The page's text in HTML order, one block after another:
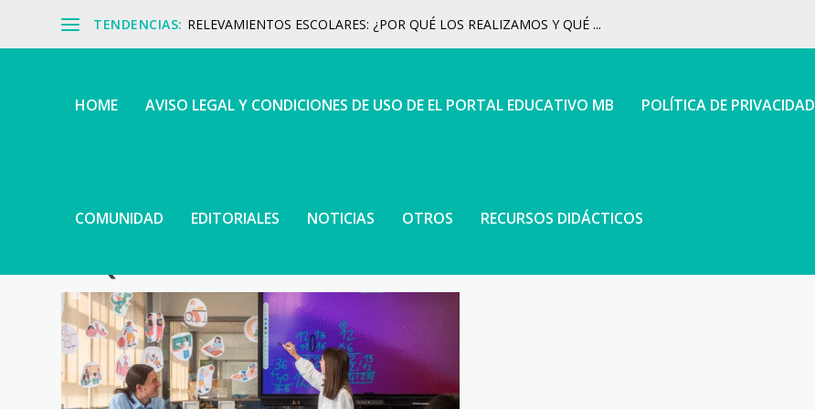
TENDENCIAS: RELEVAMIENTOS ESCOLARES: ¿POR QUÉ LOS REALIZAMOS Y QUÉ ...
HOME AVISO LEGAL Y CONDICIONES DE USO DE EL PORTAL EDUCATIVO MB POLÍTICA DE PRIVACIDAD
COMUNIDAD EDITORIALES NOTICIAS OTROS RECURSOS DIDÁCTICOS